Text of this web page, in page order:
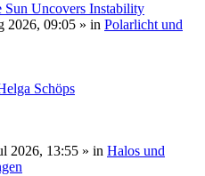
Sun Uncovers Instability
2026, 09:05 » in Polarlicht und
Schöps
2026, 13:55 » in Halos und